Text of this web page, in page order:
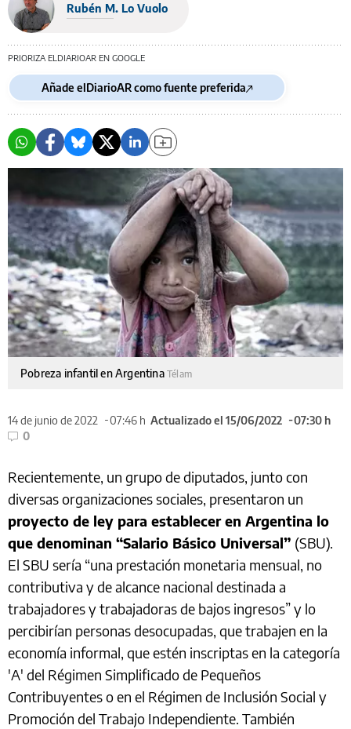
Rubén M. Lo Vuolo
PRIORIZA ELDIARIOAR EN GOOGLE
Añade elDiarioAR como fuente preferida
Pobreza infantil en Argentina Télam
14 de junio de 2022 07:46 h Actualizado el 15/06/2022
07:30 h
0
Recientemente, un grupo de diputados, junto con
diversas organizaciones sociales, presentaron un
proyecto de ley para establecer en Argentina lo
que denominan “Salario Básico Universal” (SBU).
El SBU sería “una prestación monetaria mensual, no
contributiva y de alcance nacional destinada a
trabajadores y trabajadoras de bajos ingresos” y lo
percibirían personas desocupadas, que trabajen en la
economía informal, que estén inscriptas en la categoría
'A' del Régimen Simplificado de Pequeños
Contribuyentes o en el Régimen de Inclusión Social y
Promoción del Trabajo Independiente. También